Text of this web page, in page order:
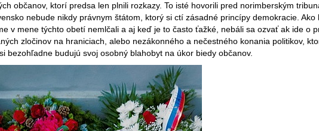
občanov, ktorí predsa len plnili rozkazy. To isté hovorili pred norimberským
nebude nikdy právnym štátom, ktorý si ctí zásadné princípy demokracie. Ako
v mene týchto obetí nemlčali a aj keď je to často ťažké, nebáli sa ozvať ak ide o
zločinov na hraniciach, alebo nezákonného a nečestného konania politikov,
bezohľadne budujú svoj osobný blahobyt na úkor biedy občanov.